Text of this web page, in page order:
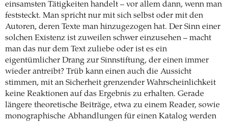
einsamsten Tätigkeiten handelt – vor allem dann, wenn man
feststeckt. Man spricht nur mit sich selbst oder mit den
Autoren, deren Texte man hinzugezogen hat. Der Sinn einer
solchen Existenz ist zuweilen schwer einzusehen – macht
man das nur dem Text zuliebe oder ist es ein
eigentümlicher Drang zur Sinnstiftung, der einen immer
wieder antreibt? Trüb kann einen auch die Aussicht
stimmen, mit an Sicherheit grenzender Wahrscheinlichkeit
keine Reaktionen auf das Ergebnis zu erhalten. Gerade
längere theoretische Beiträge, etwa zu einem Reader, sowie
monographische Abhandlungen für einen Katalog werden